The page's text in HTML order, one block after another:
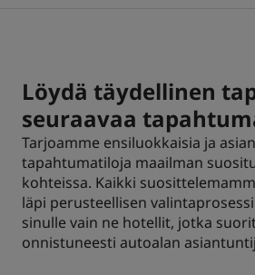
Prize by Radisson
Brändit Kiinassa
Jin Jiang
Käy blogissamme
Löydä täydellinen
seuraavaa
Tarjoamme ensiluokkaisia ja
tapahtumatiloja maailman
kohteissa. Kaikki
läpi perusteellisen
sinulle vain ne hotellit, jotka
onnistuneesti autoalan